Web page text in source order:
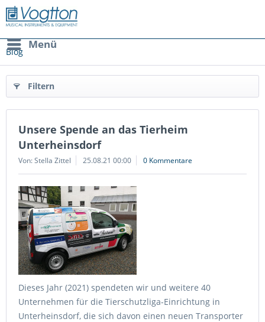
Menü
Blog
Filtern
Unsere Spende an das Tierheim
Unterheinsdorf
Von: Stella Zittel 25.08.21 00:00 0 Kommentare
Dieses Jahr (2021) spendeten wir und weitere 40
Unternehmen für die Tierschutzliga-Einrichtung in
Unterheinsdorf, die sich davon einen neuen Transporter